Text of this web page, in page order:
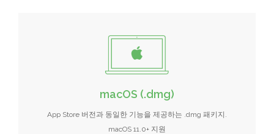
macOS (.dmg)
App Store 버전과 동일한 기능을 제공하는 .dmg 패키지.
macOS 11.0+ 지원